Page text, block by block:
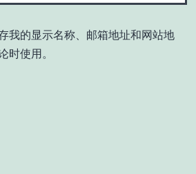
我的显示名称、邮箱地址和网站地
时使用。